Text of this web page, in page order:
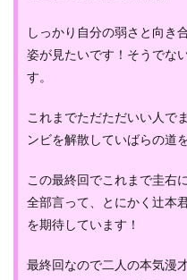
しっかり自分の弱さと向き
姿が見たいです！そうでな
す。
これまでただただいい人で
ンビを解散していばらの道
この最終回でこれまで圭右
全部言って、とにかく辻本
を期待しています！
最終回なので二人の本気漫